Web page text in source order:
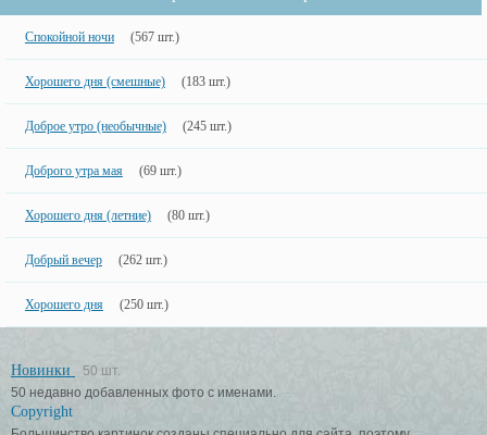
Спокойной ночи (567 шт.)
Хорошего дня (смешные) (183 шт.)
Доброе утро (необычные) (245 шт.)
Доброго утра мая (69 шт.)
Хорошего дня (летние) (80 шт.)
Добрый вечер (262 шт.)
Хорошего дня (250 шт.)
Новинки
50 шт.
50 недавно добавленных фото с именами.
Copyright